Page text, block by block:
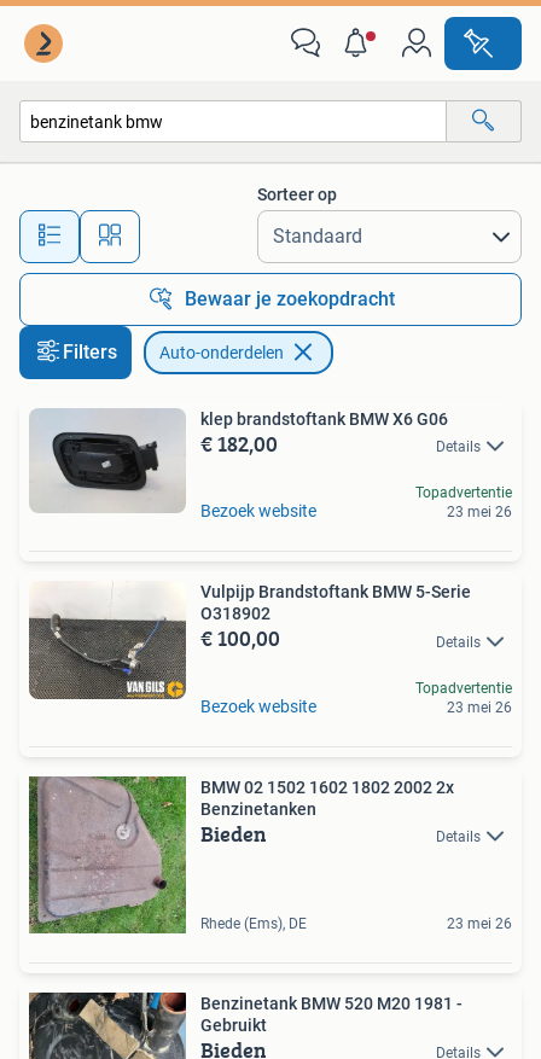
Alle afstanden…
Sorteer op
Bewaar je zoekopdracht
Filters Auto-onderdelen
klep brandstoftank BMW X6 G06
€ 182,00 Details
Bezoek website
Topadvertentie
23 mei 26
Vulpijp Brandstoftank BMW 5-Serie
O318902
€ 100,00 Details
Bezoek website
Topadvertentie
23 mei 26
BMW 02 1502 1602 1802 2002 2x
Benzinetanken
Bieden Details
Rhede (Ems), DE 23 mei 26
Benzinetank BMW 520 M20 1981 -
Gebruikt
Bieden Details